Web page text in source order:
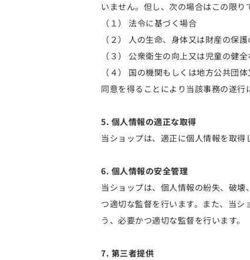
いません。但し、次の場合はこの限り
（１） 法令に基づく場合
（２） 人の生命、身体又は財産の保
（３） 公衆衛生の向上又は児童の健
（４） 国の機関もしくは地方公共団
同意を得ることにより当該事務の遂
5. 個人情報の適正な取得
当ショップは、適正に個人情報を取得
6. 個人情報の安全管理
当ショップは、個人情報の紛失、破
つ適切な監督を行います。また、当
う、必要かつ適切な監督を行います。
7. 第三者提供